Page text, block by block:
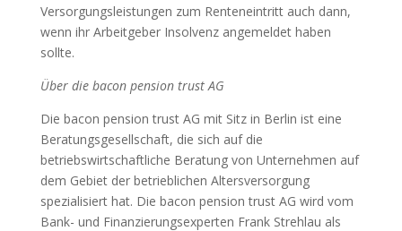
Versorgungsleistungen zum Renteneintritt auch dann,
wenn ihr Arbeitgeber Insolvenz angemeldet haben
sollte.
Über die bacon pension trust AG
Die bacon pension trust AG mit Sitz in Berlin ist eine
Beratungsgesellschaft, die sich auf die
betriebswirtschaftliche Beratung von Unternehmen auf
dem Gebiet der betrieblichen Altersversorgung
spezialisiert hat. Die bacon pension trust AG wird vom
Bank- und Finanzierungsexperten Frank Strehlau als